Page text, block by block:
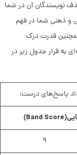
نویسندگان آن در شما
و ذهنی شما در فهم
قدرت درک
به قرار جدول زیر در
(Band Score)
۹